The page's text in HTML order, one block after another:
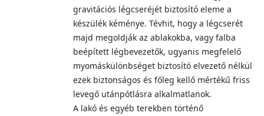
gravitációs légcseréjét biztosító eleme a
készülék kéménye. Tévhit, hogy a légcserét
majd megoldják az ablakokba, vagy falba
beépített légbevezetők, ugyanis megfelelő
myomáskülönbséget biztosító elvezető nélkül
ezek biztonságos és főleg kellő mértékű friss
levegő utánpótlásra alkalmatlanok.
A lakó és egyéb terekben történő